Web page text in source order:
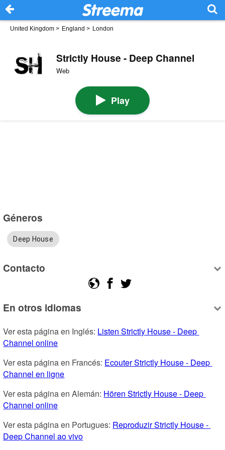
United Kingdom > England > London
Strictly House - Deep Channel
Web
Play
Géneros
Deep House
Contacto
En otros idiomas
Ver esta página en Inglés: Listen Strictly House - Deep
Channel online
Ver esta página en Francés: Ecouter Strictly House - Deep
Channel en ligne
Ver esta página en Alemán: Hören Strictly House - Deep
Channel online
Ver esta página en Portugues: Reproduzir Strictly House -
Deep Channel ao vivo